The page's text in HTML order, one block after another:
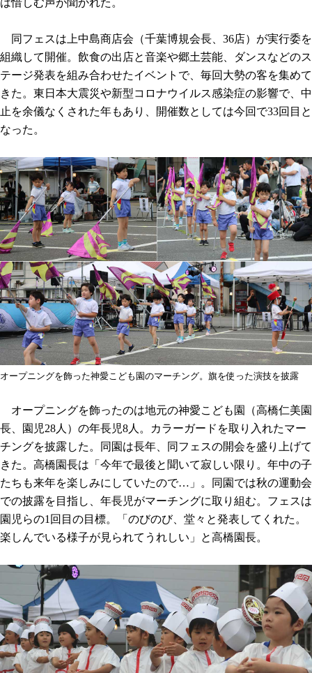
同フェスは上中島商店会（千葉博規会長、36店）が実行委を
組織して開催。飲食の出店と音楽や郷土芸能、ダンスなどのス
テージ発表を組み合わせたイベントで、毎回大勢の客を集めて
きた。東日本大震災や新型コロナウイルス感染症の影響で、中
止を余儀なくされた年もあり、開催数としては今回で33回目と
なった。
オープニングを飾った神愛こども園のマーチング。旗を使った演技を披露
オープニングを飾ったのは地元の神愛こども園（高橋仁美園
長、園児28人）の年長児8人。カラーガードを取り入れたマー
チングを披露した。同園は長年、同フェスの開会を盛り上げて
きた。高橋園長は「今年で最後と聞いて寂しい限り。年中の子
たちも来年を楽しみにしていたので…」。同園では秋の運動会
での披露を目指し、年長児がマーチングに取り組む。フェスは
園児らの1回目の目標。「のびのび、堂々と発表してくれた。
楽しんでいる様子が見られてうれしい」と高橋園長。